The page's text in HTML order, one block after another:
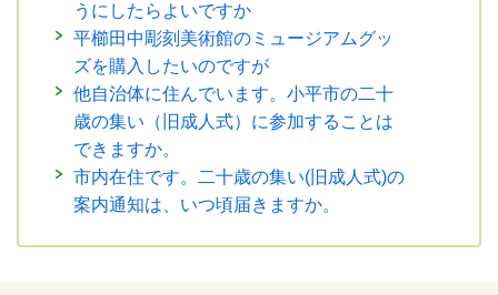
うにしたらよいですか
平櫛田中彫刻美術館のミュージアムグッ
ズを購入したいのですが
他自治体に住んでいます。小平市の二十
歳の集い（旧成人式）に参加することは
できますか。
市内在住です。二十歳の集い(旧成人式)の
案内通知は、いつ頃届きますか。